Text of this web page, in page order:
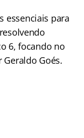
essenciais para
6, focando no
Goés.